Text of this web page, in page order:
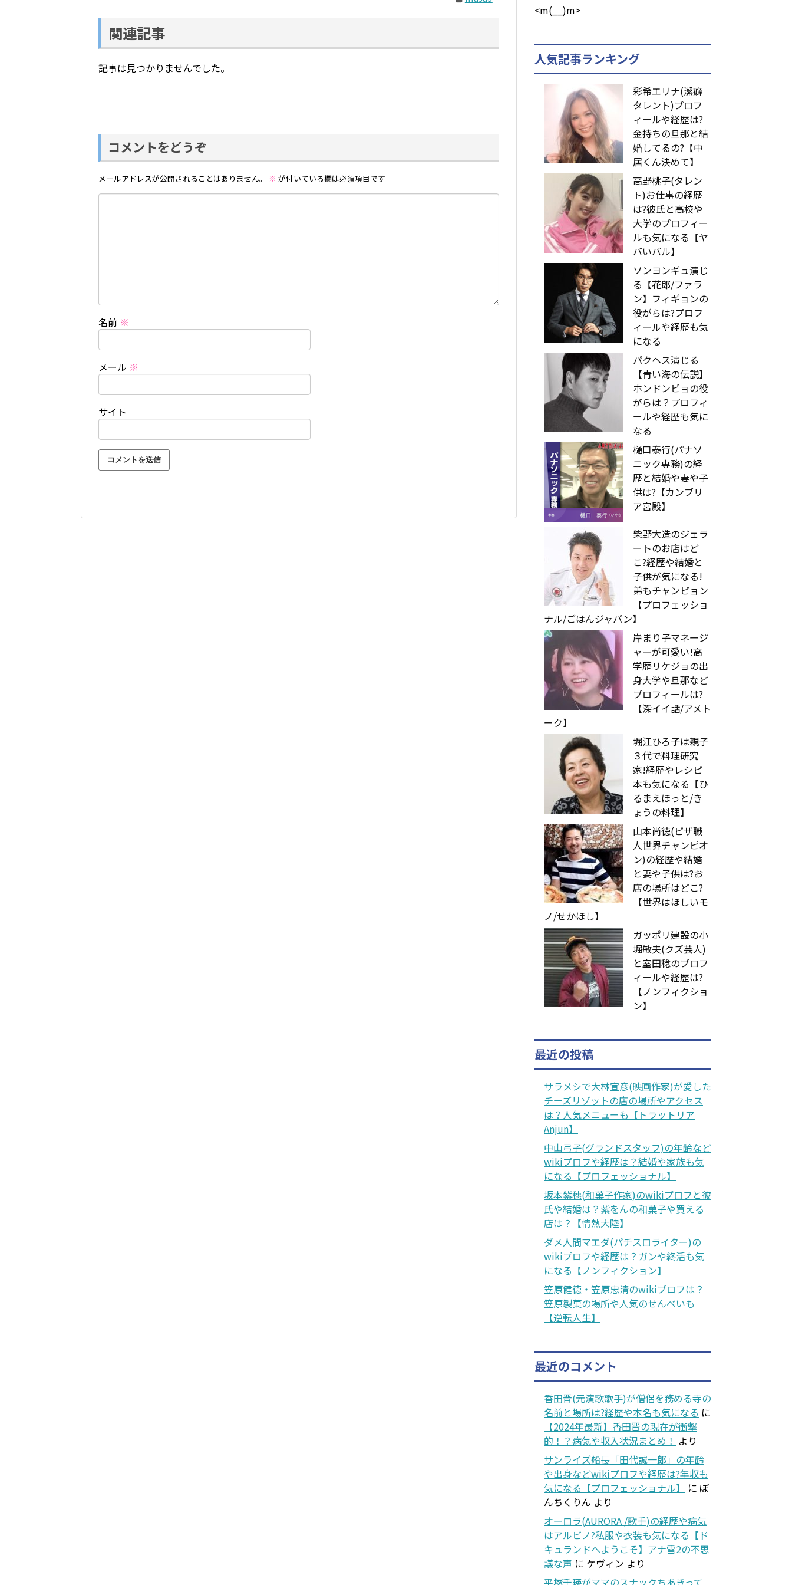
関連記事
記事は見つかりませんでした。
コメントをどうぞ
メールアドレスが公開されることはありません。 ※ が付いている欄は必須項目です
名前 ※
メール ※
サイト
<m(__)m>
人気記事ランキング
彩希エリナ(潔癖
タレント)プロフ
ィールや経歴は?
金持ちの旦那と結
婚してるの?【中
居くん決めて】
高野桃子(タレン
ト)お仕事の経歴
は?彼氏と高校や
大学のプロフィー
ルも気になる【ヤ
バいバル】
ソンヨンギュ演じ
る【花郎/ファラ
ン】フィギョンの
役がらは?プロフ
ィールや経歴も気
になる
パクヘス演じる
【青い海の伝説】
ホンドンビョの役
がらは？プロフィ
ールや経歴も気に
なる
樋口泰行(パナソ
ニック専務)の経
歴と結婚や妻や子
供は?【カンブリ
ア宮殿】
柴野大造のジェラ
ートのお店はど
こ?経歴や結婚と
子供が気になる!
弟もチャンピョン
【プロフェッショ
ナル/ごはんジャパン】
岸まり子マネージ
ャーが可愛い!高
学歴リケジョの出
身大学や旦那など
プロフィールは?
【深イイ話/アメト
ーク】
堀江ひろ子は親子
３代で料理研究
家!経歴やレシピ
本も気になる【ひ
るまえほっと/き
ょうの料理】
山本尚徳(ピザ職
人世界チャンピオ
ン)の経歴や結婚
と妻や子供は?お
店の場所はどこ?
【世界はほしいモ
ノ/せかほし】
ガッポリ建設の小
堀敏夫(クズ芸人)
と室田稔のプロフ
ィールや経歴は?
【ノンフィクショ
ン】
最近の投稿
サラメシで大林宣彦(映画作家)が愛した
チーズリゾットの店の場所やアクセス
は？人気メニューも【トラットリア
Anjun】
中山弓子(グランドスタッフ)の年齢など
wikiプロフや経歴は？結婚や家族も気
になる【プロフェッショナル】
坂本紫穗(和菓子作家)のwikiプロフと彼
氏や結婚は？紫をんの和菓子や買える
店は？【情熱大陸】
ダメ人間マエダ(パチスロライター)の
wikiプロフや経歴は？ガンや終活も気
になる【ノンフィクション】
笠原健徳・笠原忠清のwikiプロフは？
笠原製菓の場所や人気のせんべいも
【逆転人生】
最近のコメント
香田晋(元演歌歌手)が僧侶を務める寺の
名前と場所は?経歴や本名も気になる に
【2024年最新】香田晋の現在が衝撃
的！？病気や収入状況まとめ！ より
サンライズ船長「田代誠一郎」の年齢
や出身などwikiプロフや経歴は?年収も
気になる【プロフェッショナル】
に ぽ
んちくりん より
オーロラ(AURORA /歌手)の経歴や病気
はアルビノ?私服や衣装も気になる【ド
キュランドへようこそ】アナ雪2の不思
議な声 に ケヴィン より